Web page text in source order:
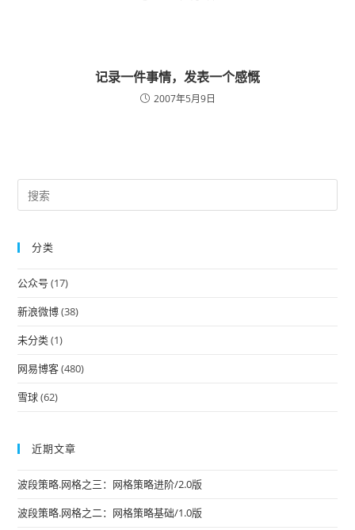
记录一件事情，发表一个感慨
2007年5月9日
分类
公众号 (17)
新浪微博(38)
未分类(1)
网易博客(480)
雪球(62)
近期文章
波段策略.网格之三：网格策略进阶/2.0版
波段策略.网格之二：网格策略基础/1.0版